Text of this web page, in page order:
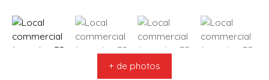
+ de photos